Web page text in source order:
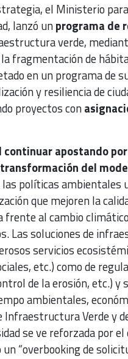
el Ministerio
lanzó unprograma de
verde,
fragmentación de
en un programa de
y resiliencia de
proyectos con
apostando
del
políticas ambientales
que mejoren la
frente al cambio
Las soluciones de
servicios
etc.) como de
de la erosión, etc.)
ambientales,
Verde y
se ve reforzada por
“overbooking de